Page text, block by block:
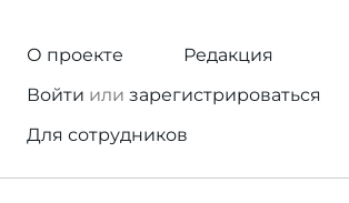
О проекте
Редакция
Войти или зарегистрироваться
Для сотрудников